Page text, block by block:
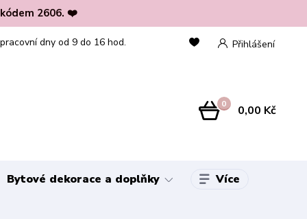
2606. ❤️
Přihlášení
dny od 9 do 16 hod.
0 0,00 Kč
Bytové dekorace a doplňky Více